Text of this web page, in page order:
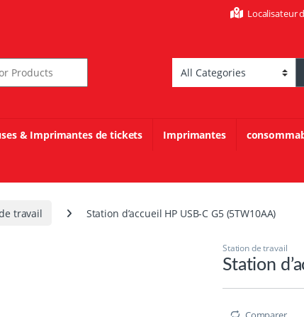
Localisateur
& Imprimantes de tickets Imprimantes
travail Station d’accueil HP USB-C G5 (5TW10AA)
Station de travail
Station